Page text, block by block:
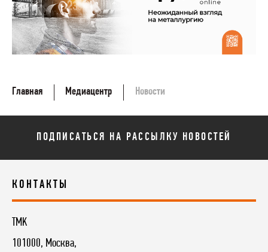
Главная Медиацентр Новости
ПОДПИСАТЬСЯ НА РАССЫЛКУ НОВОСТЕЙ
КОНТАКТЫ
TMK
101000, Москва,